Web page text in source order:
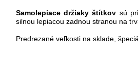
Samolepiace držiaky štítkov sú
silnou lepiacou zadnou stranou na
Predrezané veľkosti na sklade,